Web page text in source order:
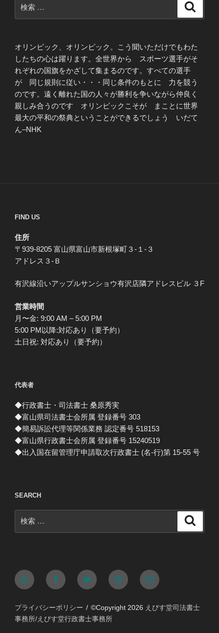
索:
オリンピック、オリンピック。こう聞いただけでもわた
したちの心は躍ります。全世界から スポーツ選手がそ
れぞれの国旗をかざして集まるのです。すべての選手
が 同じ規則に従い・・・同じ条件のもとに 力を競う
のです。遠く離れた国の人々が勝利を争いながら仲良く
親しみ合うのです オリンピックこそが まことに世界
最大の平和の祭典ということができるでしょう いだて
ん–NHK
FIND US
住所
〒939-8205 富山県富山市新根塚町３-１-３
アドレス３-Ｂ
有沢線沿いアップルサンショウ有沢店隣アドレスビル ３F
営業時間
月〜金: 9:00 AM – 5:00 PM
5:00 PM以降:対応あり（要予約）
土日祝: 対応あり（要予約）
代表者
◆行政書士・司法書士 桑原秀実
◆富山県司法書士会所属 登録番号 303
◆簡易訴訟代理等関係業務 認定番号 518153
◆富山県行政書士会所属 登録番号 15240519
◆出入国在留管理庁申請取次行政書士 (名-行)第 15-55 号
SEARCH
索:
Yelp FacebookTwitter Instagram
メ
ル
プライバシーポリシー ©Copyright 2026 えびす堂司法書士
事務所/えびす堂行政書士事務所